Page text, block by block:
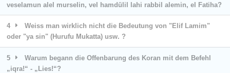
veselamun alel murselin, vel hamdülil lahi rabbil alemin, el Fatiha?
4
Weiss man wirklich nicht die Bedeutung von "Elif Lamim"
oder "ya sin" (Hurufu Mukatta) usw. ?
5
Warum begann die Offenbarung des Koran mit dem Befehl
„iqra!“ - „Lies!“?